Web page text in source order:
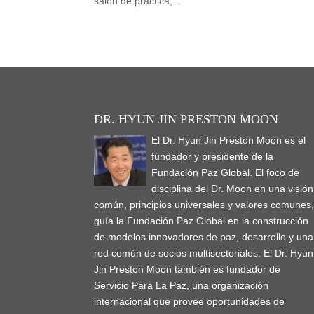
DR. HYUN JIN PRESTON MOON
El Dr. Hyun Jin Preston Moon es el
fundador y presidente de la
Fundación Paz Global. El foco de
disciplina del Dr. Moon en una visión
común, principios universales y valores comunes,
guía la Fundación Paz Global en la construcción
de modelos innovadores de paz, desarrollo y una
red común de socios multisectoriales. El Dr. Hyun
Jin Preston Moon también es fundador de
Servicio Para La Paz, una organización
internacional que provee oportunidades de